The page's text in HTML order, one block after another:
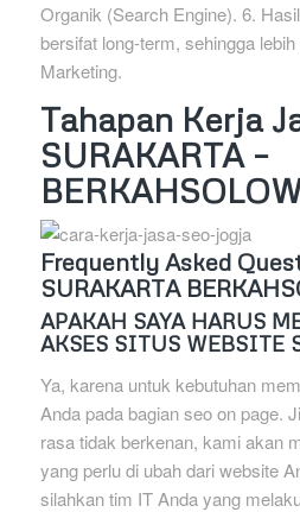
Organik (Search Engine). 6.
bersifat long-term, sehingga
Marketing.
Tahapan Kerja
SURAKARTA –
Frequently Asked
SURAKARTA
APAKAH SAYA HARUS
AKSES SITUS WEBSITE
Ya, karena untuk kebutuhan
Anda pada bagian seo on page.
rasa tidak berkenan, kami akan
yang perlu di ubah dari website
silahkan tim IT Anda yang